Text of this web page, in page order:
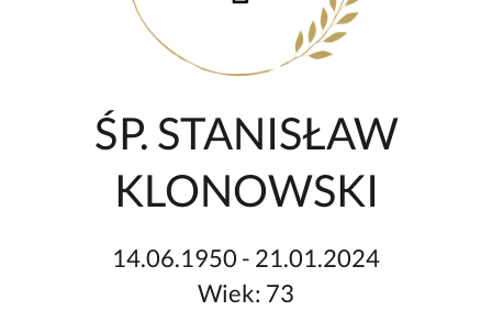
ŚP. STANISŁAW
KLONOWSKI
14.06.1950 - 21.01.2024
Wiek: 73